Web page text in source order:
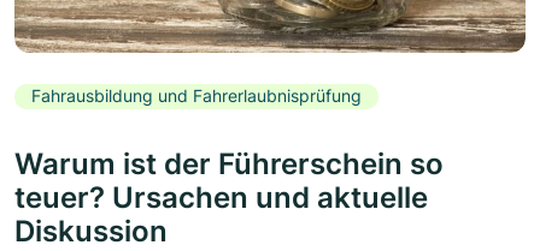
Fahrausbildung und Fahrerlaubnisprüfung
Warum ist der Führerschein so
teuer? Ursachen und aktuelle
Diskussion